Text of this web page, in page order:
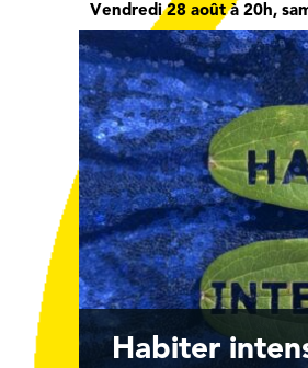
Vendredi 28 août à 20h,
Habiter